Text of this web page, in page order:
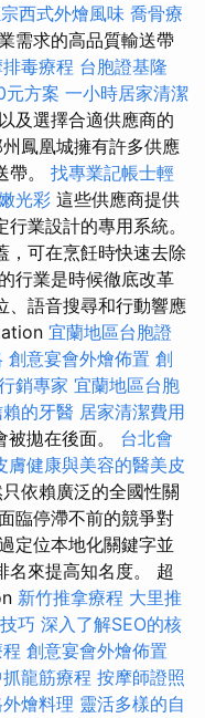
西式外燴風味 喬骨療
需求的高品質輸送帶
毒療程 台胞證基隆
元方案 一小時居家清潔
及選擇合適供應商的
鳳凰城擁有許多供應
帶。 找專業記帳士輕
光彩 這些供應商提供
業設計的專用系統。
，可在烹飪時快速去除
行業是時候徹底改革
、語音搜尋和行動響應
宜蘭地區台胞證
創意宴會外燴佈置 創
銷專家 宜蘭地區台胞
的牙醫 居家清潔費用
拋在後面。 台北會
膚健康與美容的醫美皮
依賴廣泛的全國性關
臨停滯不前的競爭對
定位本地化關鍵字並
名來提高知名度。 超
新竹推拿療程 大里推
巧 深入了解SEO的核
創意宴會外燴佈置
龍筋療程 按摩師證照
燴料理 靈活多樣的自